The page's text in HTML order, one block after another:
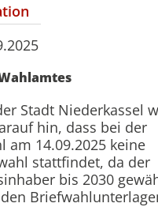
Stadt Niederkassel
hin, dass bei der
am 14.09.2025 keine
stattfindet, da der
bis 2030